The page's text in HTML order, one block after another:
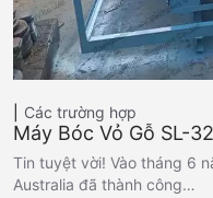
Các trường hợp
Máy Bóc Vỏ Gỗ SL-
Tin tuyệt vời! Vào tháng 6
Australia đã thành công…